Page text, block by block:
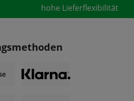
hohe Lieferflexibilität